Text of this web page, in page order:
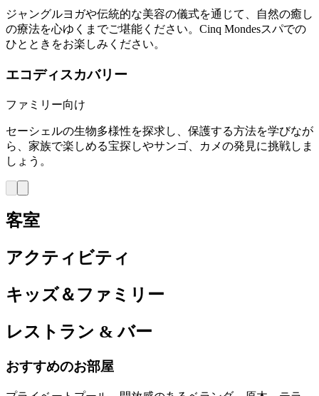
ジャングルヨガや伝統的な美容の儀式を通じて、自然の癒し
の療法を心ゆくまでご堪能ください。Cinq Mondesスパでの
ひとときをお楽しみください。
エコディスカバリー
ファミリー向け
セーシェルの生物多様性を探求し、保護する方法を学びなが
ら、家族で楽しめる宝探しやサンゴ、カメの発見に挑戦しま
しょう。
客室
アクティビティ
キッズ＆ファミリー
レストラン & バー
おすすめのお部屋